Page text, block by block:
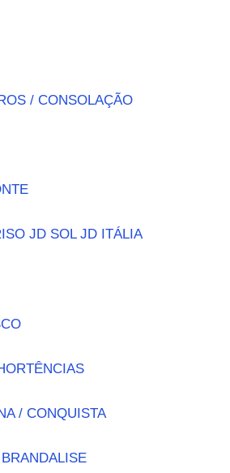
/ CONSOLAÇÃO
JD SOL JD ITÁLIA
/ CONQUISTA